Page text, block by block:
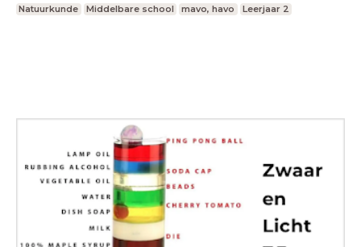
Natuurkunde Middelbare school mavo, havo Leerjaar 2